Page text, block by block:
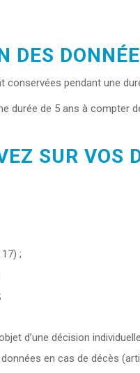
DES
pendant une
durée de 5 ans à compter
SUR VOS
;
d’une décision
en cas de décès